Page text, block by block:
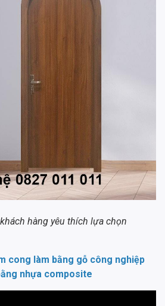
hàng yêu thích lựa chọn
cong làm bằng gỗ công nghiệp
nhựa composite